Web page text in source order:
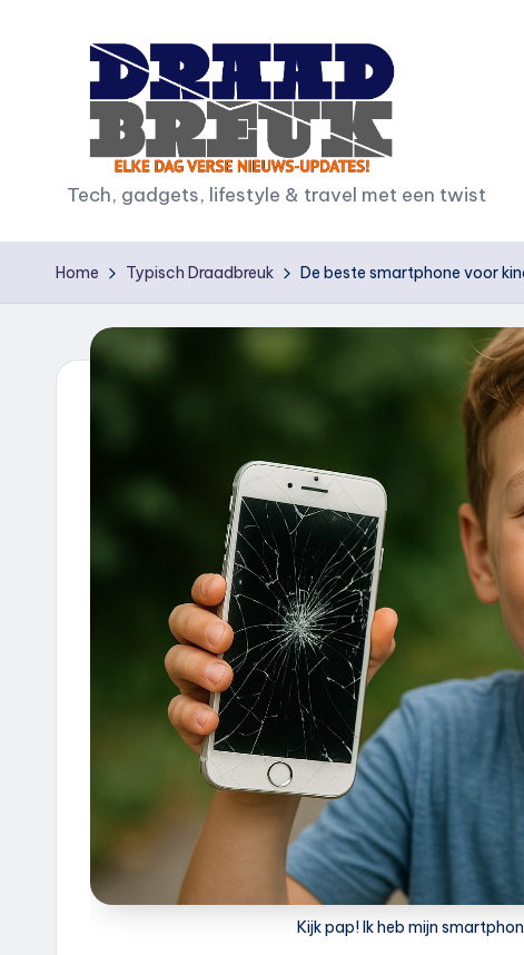
D
r
a
Tech, gadgets, lifestyle & travel met een twist
Home Typisch Draadbreuk De beste smartphone voor
Kijk pap! Ik heb mijn